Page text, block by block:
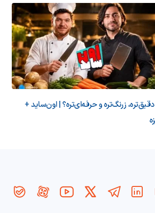
زرنگ‌تره و حرفه‌ای‌تره؟ | اون‌ساید +